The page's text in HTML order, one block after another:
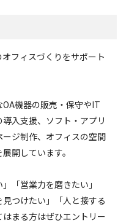
フィスづくりをサポート
機器の販売・保守やIT
入支援、ソフト・アプリ
ジ制作、オフィスの空間
開しています。
「営業力を磨きたい」
見つけたい」「人と接する
まる方はぜひエントリー